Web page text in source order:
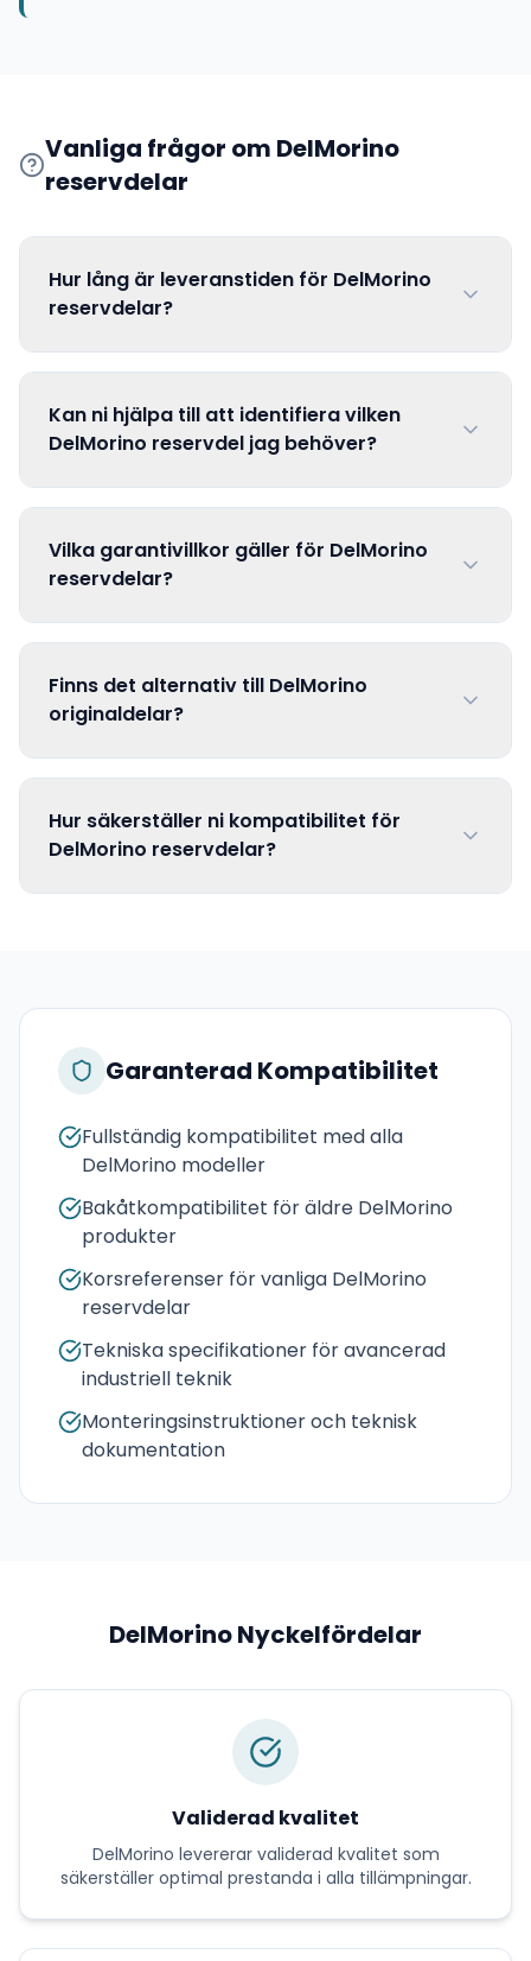
Vanliga frågor om DelMorino
reservdelar
Hur lång är leveranstiden för DelMorino
reservdelar?
Kan ni hjälpa till att identifiera vilken
DelMorino reservdel jag behöver?
Vilka garantivillkor gäller för DelMorino
reservdelar?
Finns det alternativ till DelMorino
originaldelar?
Hur säkerställer ni kompatibilitet för
DelMorino reservdelar?
Garanterad Kompatibilitet
Fullständig kompatibilitet med alla
DelMorino modeller
Bakåtkompatibilitet för äldre DelMorino
produkter
Korsreferenser för vanliga DelMorino
reservdelar
Tekniska specifikationer för avancerad
industriell teknik
Monteringsinstruktioner och teknisk
dokumentation
DelMorinoNyckelfördelar
Validerad kvalitet
DelMorino levererar validerad kvalitet som
säkerställer optimal prestanda i alla tillämpningar.